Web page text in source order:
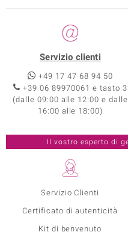
Servizio clienti
+49 17 47 68 94 50
+39 06 89970061 e tasto 3
(dalle 09:00 alle 12:00 e dalle
16:00 alle 18:00)
Servizio Clienti
Certificato di autenticità
Kit di benvenuto